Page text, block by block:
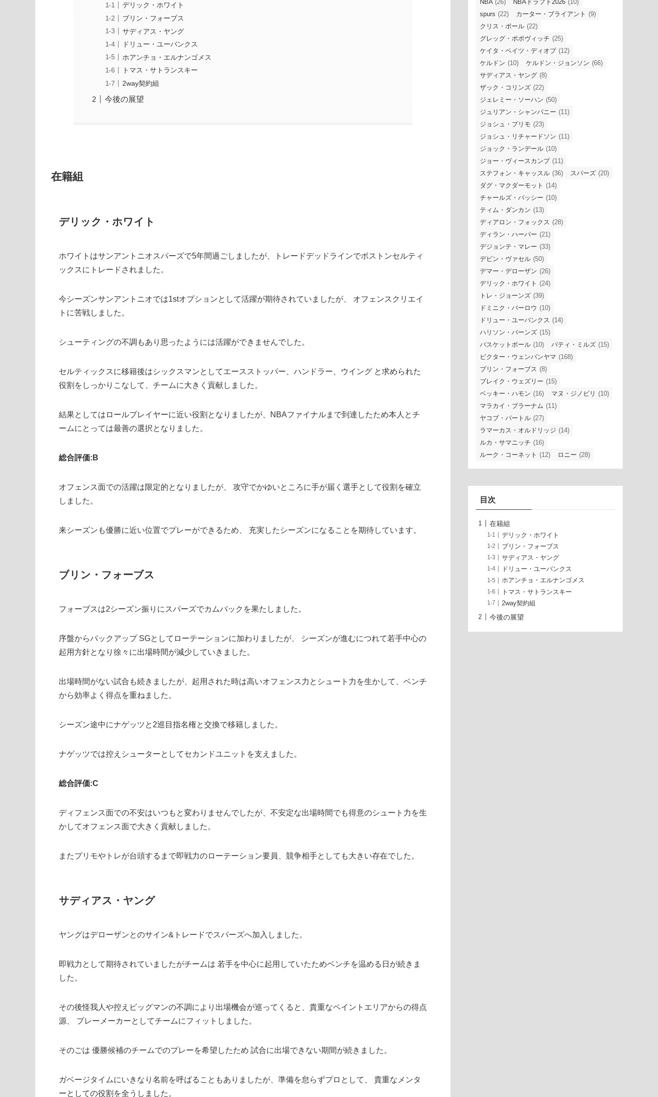
デリック・ホワイト
ブリン・フォーブス
サディアス・ヤング
ドリュー・ユーバンクス
ホアンチョ・エルナンゴメス
トマス・サトランスキー
2way契約組
今後の展望
在籍組
デリック・ホワイト
ホワイトはサンアントニオスパーズで5年間過ごしましたが、トレードデッドラインでボストンセルティ
ックスにトレードされました。
今シーズンサンアントニオでは1stオプションとして活躍が期待されていましたが、 オフェンスクリエイ
トに苦戦しました。
シューティングの不調もあり思ったようには活躍ができませんでした。
セルティックスに移籍後はシックスマンとしてエースストッパー、ハンドラー、ウイング と求められた
役割をしっかりこなして、チームに大きく貢献しました。
結果としてはロールプレイヤーに近い役割となりましたが、NBAファイナルまで到達したため本人とチ
ームにとっては最善の選択となりました。
総合評価:B
オフェンス面での活躍は限定的となりましたが、 攻守でかゆいところに手が届く選手として役割を確立
しました。
来シーズンも優勝に近い位置でプレーができるため、 充実したシーズンになることを期待しています。
ブリン・フォーブス
フォーブスは2シーズン振りにスパーズでカムバックを果たしました。
序盤からバックアップ SGとしてローテーションに加わりましたが、 シーズンが進むにつれて若手中心の
起用方針となり徐々に出場時間が減少していきました。
出場時間がない試合も続きましたが、起用された時は高いオフェンス力とシュート力を生かして、ベンチ
から効率よく得点を重ねました。
シーズン途中にナゲッツと2巡目指名権と交換で移籍しました。
ナゲッツでは控えシューターとしてセカンドユニットを支えました。
総合評価:C
ディフェンス面での不安はいつもと変わりませんでしたが、不安定な出場時間でも得意のシュート力を生
かしてオフェンス面で大きく貢献しました。
またプリモやトレが台頭するまで即戦力のローテーション要員、競争相手としても大きい存在でした。
サディアス・ヤング
ヤングはデローザンとのサイン&トレードでスパーズへ加入しました。
即戦力として期待されていましたがチームは 若手を中心に起用していたためベンチを温める日が続きま
した。
その後怪我人や控えビッグマンの不調により出場機会が巡ってくると、貴重なペイントエリアからの得点
源、 プレーメーカーとしてチームにフィットしました。
そのごは 優勝候補のチームでのプレーを希望したため 試合に出場できない期間が続きました。
ガベージタイムにいきなり名前を呼ばることもありましたが、準備を怠らずプロとして、 貴重なメンタ
ーとしての役割を全うしました。
NBA (26) NBAドラフト2026 (10)
spurs (22) カーター・ブライアント (9)
クリス・ポール (22)
グレッグ・ポポヴィッチ (25)
ケイタ・ベイツ・ディオプ (12)
ケルドン (10) ケルドン・ジョンソン (66)
サディアス・ヤング (8)
ザック・コリンズ (22)
ジェレミー・ソーハン (50)
ジュリアン・シャンパニー (11)
ジョシュ・プリモ (23)
ジョシュ・リチャードソン (11)
ジョック・ランデール (10)
ジョー・ヴィースカンプ (11)
ステフォン・キャッスル (36) スパーズ (20)
ダグ・マクダーモット (14)
チャールズ・バッシー (10)
ティム・ダンカン (13)
ディアロン・フォックス (28)
ディラン・ハーパー (21)
デジョンテ・マレー (33)
デビン・ヴァセル (50)
デマー・デローザン (26)
デリック・ホワイト (24)
トレ・ジョーンズ (39)
ドミニク・バーロウ (10)
ドリュー・ユーバンクス (14)
ハリソン・バーンズ (15)
バスケットボール (10) パティ・ミルズ (15)
ビクター・ウェンバンヤマ (168)
ブリン・フォーブス (8)
ブレイク・ウェズリー (15)
ベッキー・ハモン (16) マヌ・ジノビリ (10)
マラカイ・ブラーナム (11)
ヤコブ・パートル (27)
ラマーカス・オルドリッジ (14)
ルカ・サマニッチ (16)
ルーク・コーネット (12) ロニー (28)
目次
在籍組
デリック・ホワイト
ブリン・フォーブス
サディアス・ヤング
ドリュー・ユーバンクス
ホアンチョ・エルナンゴメス
トマス・サトランスキー
2way契約組
今後の展望